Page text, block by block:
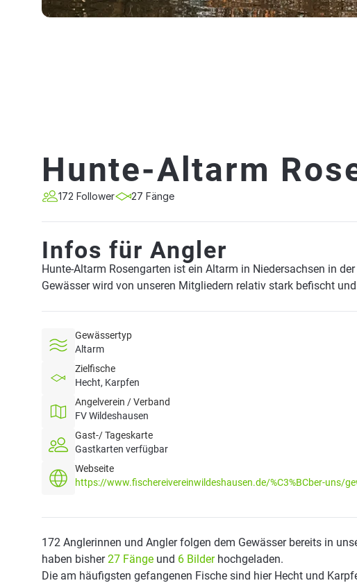
Hunte-Altarm
172 Follower 27 Fänge
Infos für Angler
Hunte-Altarm Rosengarten ist ein Altarm in Niedersachsen in
Gewässer wird von unseren Mitgliedern relativ stark befischt
Gewässertyp
Altarm
Zielfische
Hecht, Karpfen
Angelverein / Verband
FV Wildeshausen
Gast-/ Tageskarte
Gastkarten verfügbar
Webseite
https://www.fischereivereinwildeshausen.de/%C3%BCber-uns/
172 Anglerinnen und Angler folgen dem Gewässer bereits in
haben bisher27 Fänge und 6 Bilderhochgeladen.
Die am häufigsten gefangenen Fische sind hier Hecht und